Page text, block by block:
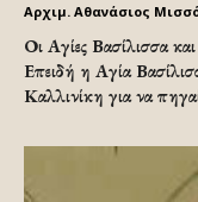
Αρχιμ. Αθανάσιος
Οι Αγίες Βασίλισσα
Επειδή η Αγία
Καλλινίκη για να